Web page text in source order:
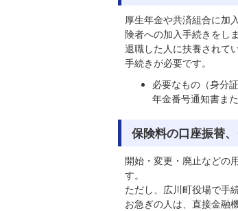
厚生年金や共済組合に加
険者への加入手続きをしま
退職した人に扶養されて
手続きが必要です。
必要なもの（身分
年金番号通知書ま
保険料の口座振替
開始・変更・廃止などの
す。
ただし、広川町役場で手
お急ぎの人は、直接金融